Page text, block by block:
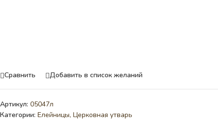
Сравнить Добавить в список желаний
Артикул: 05047л
Категории: Елейницы, Церковная утварь